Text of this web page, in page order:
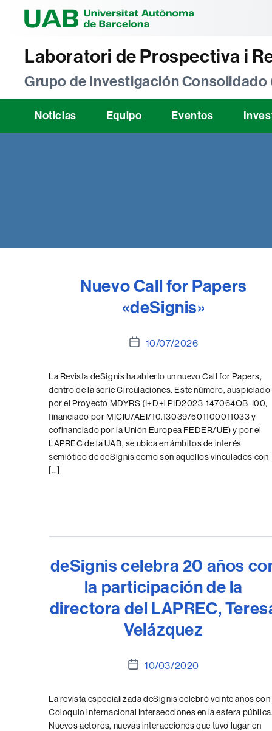
Laboratori de Prospectiva i
Grupo de Investigación Consolidado
Noticias Equipo Eventos
Nuevo Call for Papers
«deSignis»
Fecha
entrada
10/07/2026
La Revista deSignis ha abierto un nuevo Call for Papers,
dentro de la serie Circulaciones. Este número, auspiciado
por el Proyecto MDYRS (I+D+i PID2023-147064OB-I00,
financiado por MICIU/AEI/10.13039/501100011033 y
cofinanciado por la Unión Europea FEDER/UE) y por el
LAPREC de la UAB, se ubica en ámbitos de interés
semiótico de deSignis como son aquellos vinculados con
[…]
deSignis celebra 20 años
la participación de la
directora del LAPREC,
Velázquez
Fecha
la
entrada
10/03/2020
La revista especializada deSignis celebró veinte años con
Coloquio internacional Intersecciones en la esfera pública.
Nuevos actores, nuevas interacciones que tuvo lugar en